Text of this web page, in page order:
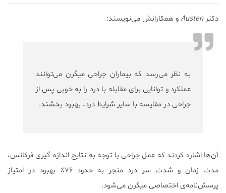
دکترAustenو همکارانش می‌نویسند:
به نظر می‌رسد که بیماران جراحی میگرن می‌توانند
عملکرد و توانایی برای مقابله با درد را به خوبی پس از
جراحی در مقایسه با سایر شرایط درد، بهبود بخشند.
آن‌ها اشاره کردند که عمل جراحی با توجه به نتایج اندازه گیری فرکانس،
مدت زمان و شدت سر درد منجر به حدود ۷۶٪ بهبود در امتیاز
پرسش‌نامه‌ی اختصاصی میگرن می‌شود.